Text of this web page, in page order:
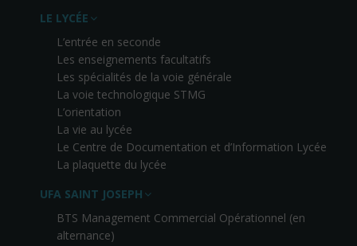
LE LYCÉE
L’entrée en seconde
Les enseignements facultatifs
Les spécialités de la voie générale
La voie technologique STMG
L’orientation
La vie au lycée
Le Centre de Documentation et d’Information Lycée
La plaquette du lycée
UFA SAINT JOSEPH
BTS Management Commercial Opérationnel (en
alternance)